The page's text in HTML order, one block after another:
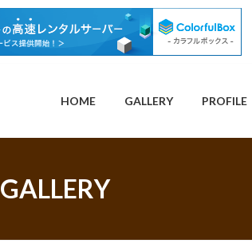
HOME GALLERY PROFILE
GALLERY